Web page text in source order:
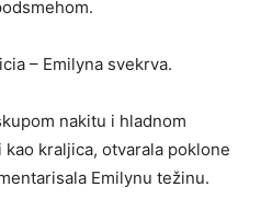
– Emilyna svekrva.
nakitu i hladnom
kraljica, otvarala poklone
Emilynu težinu.